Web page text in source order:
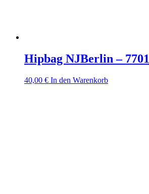
Hipbag NJBerlin – 7701
40,00 € In den Warenkorb